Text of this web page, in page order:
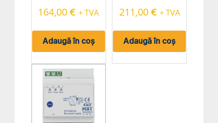
164,00€ + TVA
Adaugă în coș
211,00 € + TVA
Adaugă în coș